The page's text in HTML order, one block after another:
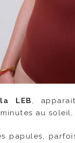
LEB ,
au soleil,
papules,